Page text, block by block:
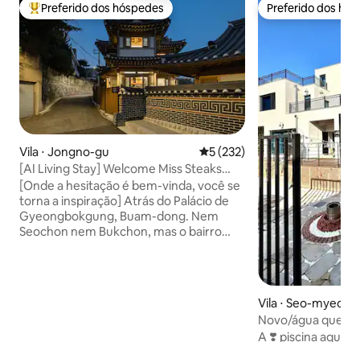
Entre os melhores preferidos dos hóspedes
Preferido dos hóspedes
Vila ⋅ Jongno-gu 5 de uma avaliação média de
5 (232)
[AI Living Stay] Welcome Miss Steaks
House - Estadia em uma casa de hanok
independente em Buam-dong, Jongno
[Onde a hesitação é bem-vinda, você se
torna a inspiração] Atrás do Palácio de
Gyeongbokgung, Buam-dong. Nem
Seochon nem Bukchon, mas o bairro
Preferido dos
Preferido dos
Vila ⋅ Seo-
on
Novo/água
Daemyung Ski
A ❣️ piscina